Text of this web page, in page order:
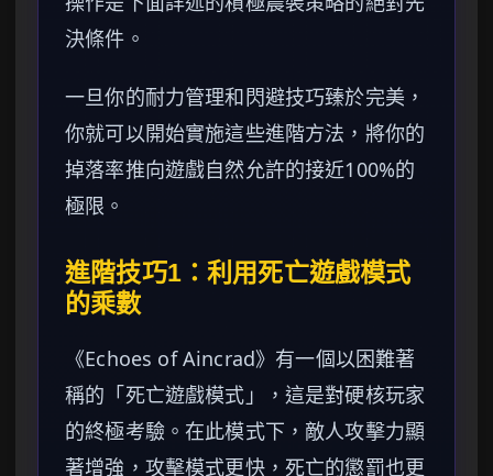
決條件。
一旦你的耐力管理和閃避技巧臻於完美，
你就可以開始實施這些進階方法，將你的
掉落率推向遊戲自然允許的接近100%的
極限。
進階技巧1：利用死亡遊戲模式
的乘數
《Echoes of Aincrad》有一個以困難著
稱的「死亡遊戲模式」，這是對硬核玩家
的終極考驗。在此模式下，敵人攻擊力顯
著增強，攻擊模式更快，死亡的懲罰也更